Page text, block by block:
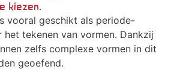
kiezen.
vooral geschikt als periode-
tekenen van vormen. Dankzij
zelfs complexe vormen in dit
geoefend.